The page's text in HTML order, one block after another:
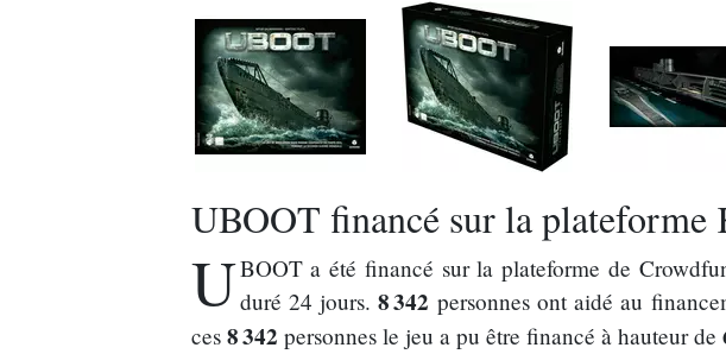
UBOOT financé sur la plateforme
UBOOT a été financé sur la plateforme de
duré 24 jours.8 342 personnes ont aidé au
ces 8 342 personnes le jeu a pu être financé à hauteur de